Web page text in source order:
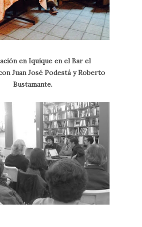
en Iquique en el Bar el
Juan José Podestá y Roberto
Bustamante.